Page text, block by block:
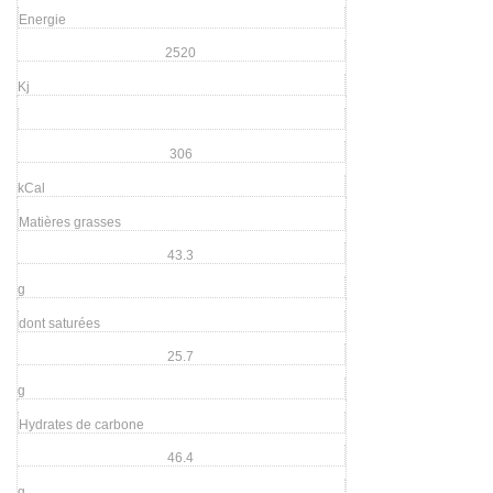
Energie
2520
Kj
306
kCal
Matières grasses
43.3
g
dont saturées
25.7
g
Hydrates de carbone
46.4